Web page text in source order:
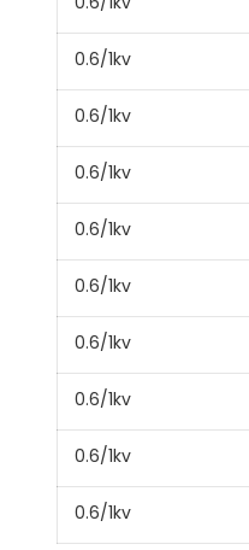
0.6/1kv
0.6/1kv
0.6/1kv
0.6/1kv
0.6/1kv
0.6/1kv
0.6/1kv
0.6/1kv
0.6/1kv